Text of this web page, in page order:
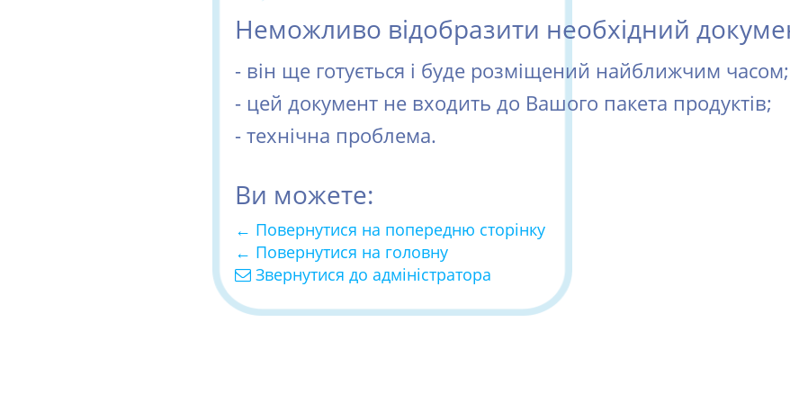
Неможливо відобразити необхідний
- він ще готується і буде розміщений найближчим часом;
- цей документ не входить до Вашого пакета продуктів;
- технічна проблема.
Ви можете:
← Повернутися на попередню сторінку
← Повернутися на головну
Звернутися до адміністратора